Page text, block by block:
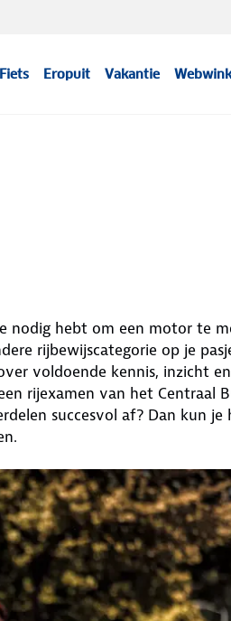
Fiets Eropuit Vakantie
nodig hebt om een motor te
rijbewijscategorie op je
voldoende kennis, inzicht en
rijexamen van het Centraal
succesvol af? Dan kun je